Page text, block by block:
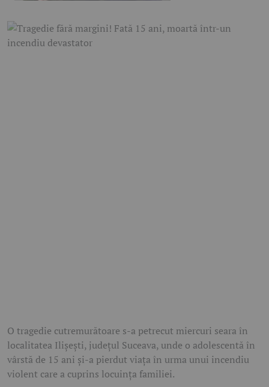
O tragedie cutremurătoare s-a petrecut miercuri seara în
localitatea Ilișești, județul Suceava, unde o adolescentă în
vârstă de 15 ani și-a pierdut viața în urma unui incendiu
violent care a cuprins locuința familiei.